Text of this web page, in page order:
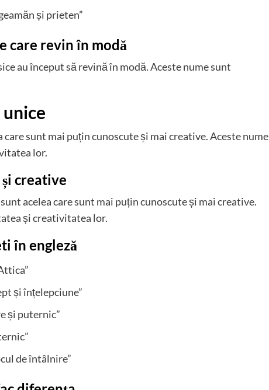
și prieten”
care revin în modă
au început să revină în modă. Aceste nume sunt
sunt mai puțin cunoscute și mai creative. Aceste nume
lor.
creative
acelea care sunt mai puțin cunoscute și mai creative.
și creativitatea lor.
în engleză
și înțelepciune”
și puternic”
de întâlnire”